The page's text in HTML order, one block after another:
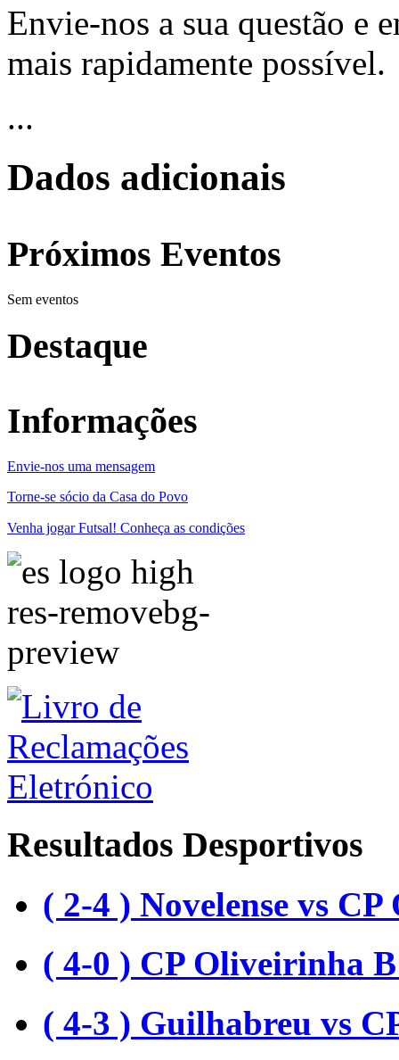
Envie-nos a sua questão e
mais rapidamente possível.
...
Dados adicionais
Próximos Eventos
Sem eventos
Destaque
Informações
Envie-nos uma mensagem
Torne-se sócio da Casa do Povo
Venha jogar Futsal! Conheça as condições
Resultados Desportivos
( 2-4 ) Novelense vs
( 4-0 ) CP Oliveirinha
( 4-3 ) Guilhabreu vs